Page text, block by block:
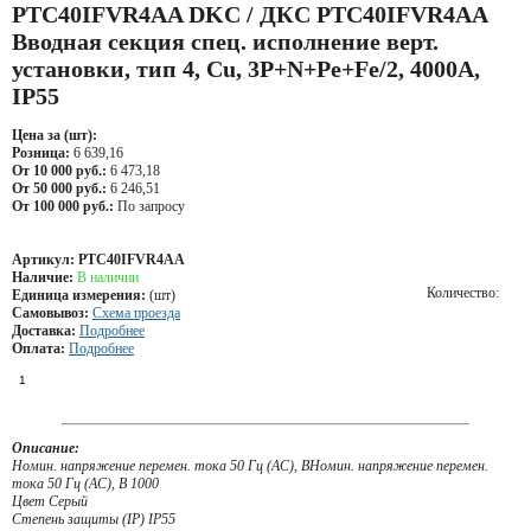
PTC40IFVR4AA DKC / ДКС PTC40IFVR4AA
Вводная секция спец. исполнение верт.
установки, тип 4, Cu, 3P+N+Pe+Fe/2, 4000А,
IP55
Цена за (шт):
Розница: 6 639,16
От 10 000 руб.: 6 473,18
От 50 000 руб.: 6 246,51
От 100 000 руб.: По запросу
Артикул: PTC40IFVR4AA
Наличие: В наличии
Единица измерения: (шт)
Самовывоз: Схема проезда
Доставка: Подробнее
Оплата: Подробнее
Количество:
Описание:
Номин. напряжение перемен. тока 50 Гц (AC), ВНомин. напряжение перемен.
тока 50 Гц (AC), В 1000
Цвет Серый
Степень защиты (IP) IP55